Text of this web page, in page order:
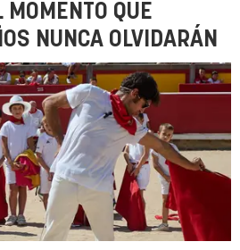
QUE
NUNCA OLVIDARÁN